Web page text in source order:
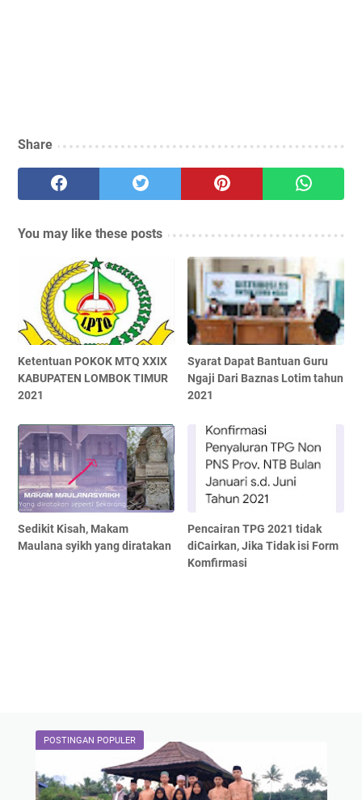
Share
You may like these posts
Ketentuan POKOK MTQ XXIX
KABUPATEN LOMBOK TIMUR
2021
Syarat Dapat Bantuan Guru
Ngaji Dari Baznas Lotim tahun
2021
Sedikit Kisah, Makam
Maulana syikh yang diratakan
Pencairan TPG 2021 tidak
diCairkan, Jika Tidak isi Form
Komfirmasi
POSTINGAN POPULER